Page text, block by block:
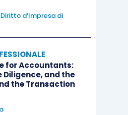
d’Impresa di
for Accountants:
Diligence, and the
the Transaction